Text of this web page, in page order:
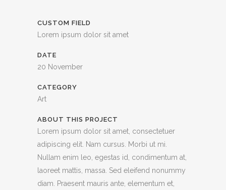
CUSTOM FIELD
Lorem ipsum dolor sit amet
DATE
20 November
CATEGORY
Art
ABOUT THIS PROJECT
Lorem ipsum dolor sit amet, consectetuer
adipiscing elit. Nam cursus. Morbi ut mi.
Nullam enim leo, egestas id, condimentum at,
laoreet mattis, massa. Sed eleifend nonummy
diam. Praesent mauris ante, elementum et,